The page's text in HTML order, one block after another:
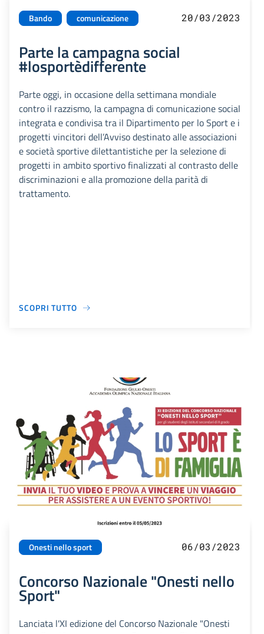
Bando comunicazione 20/03/2023
Parte la campagna social
#losportèdifferente
Parte oggi, in occasione della settimana mondiale
contro il razzismo, la campagna di comunicazione social
integrata e condivisa tra il Dipartimento per lo Sport e i
progetti vincitori dell’Avviso destinato alle associazioni
e società sportive dilettantistiche per la selezione di
progetti in ambito sportivo finalizzati al contrasto delle
discriminazioni e alla promozione della parità di
trattamento.
SCOPRI TUTTO
Onesti nello sport 06/03/2023
Concorso Nazionale "Onesti nello
Sport"
Lanciata l'XI edizione del Concorso Nazionale "Onesti